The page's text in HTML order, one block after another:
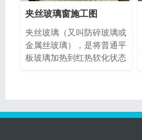
夹丝玻璃窗施工图
夹丝玻璃（又叫防碎玻璃或
金属丝玻璃），是将普通平
板玻璃加热到红热软化状态